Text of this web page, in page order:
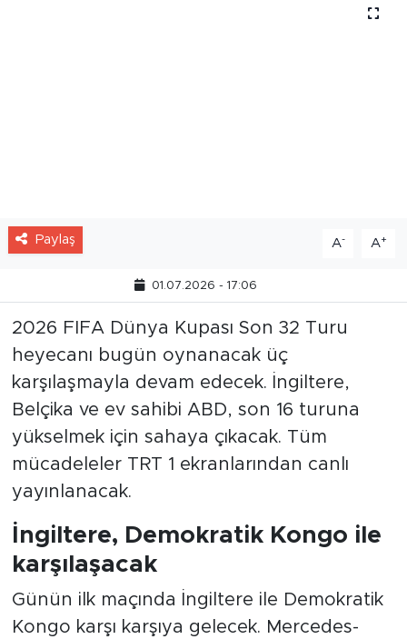
Paylaş - +
2026 FIFA Dünya Kupası Son 32 Turu
heyecanı bugün oynanacak üç
karşılaşmayla devam edecek. İngiltere,
Belçika ve ev sahibi ABD, son 16 turuna
yükselmek için sahaya çıkacak. Tüm
mücadeleler TRT 1 ekranlarından canlı
yayınlanacak.
İngiltere, Demokratik Kongo ile
karşılaşacak
Günün ilk maçında İngiltere ile Demokratik